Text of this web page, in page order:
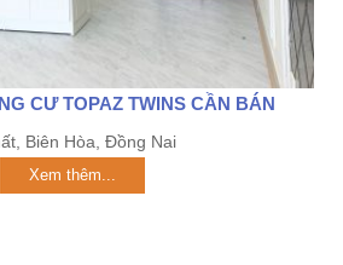
CƯ TOPAZ TWINS CẦN BÁN
Biên Hòa, Đồng Nai
Xem thêm...